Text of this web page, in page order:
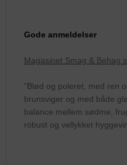
Gode anmeldelser
Magasinet Smag & Behag
"Blød og poleret, med ren
brunsviger og med både
balance mellem sødme,
robust og vellykket